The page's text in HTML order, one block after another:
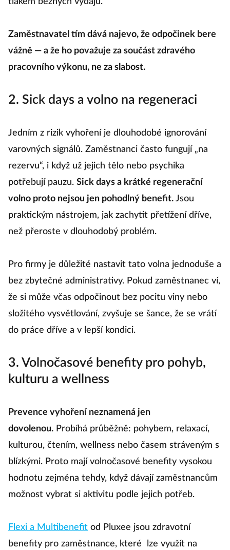
Zaměstnavatel tím dává najevo, že odpočinek bere
vážně — a že ho považuje za součást zdravého
pracovního výkonu, ne za slabost.
2. Sick days a volno na regeneraci
Jedním z rizik vyhoření je dlouhodobé ignorování
varovných signálů. Zaměstnanci často fungují „na
rezervu“, i když už jejich tělo nebo psychika
potřebují pauzu. Sick days a krátké regenerační
volno proto nejsou jen pohodlný benefit. Jsou
praktickým nástrojem, jak zachytit přetížení dříve,
než přeroste v dlouhodobý problém.
Pro firmy je důležité nastavit tato volna jednoduše a
bez zbytečné administrativy. Pokud zaměstnanec ví,
že si může včas odpočinout bez pocitu viny nebo
složitého vysvětlování, zvyšuje se šance, že se vrátí
do práce dříve a v lepší kondici.
3. Volnočasové benefity pro pohyb,
kulturu a wellness
Prevence vyhoření neznamená jen
dovolenou. Probíhá průběžně: pohybem, relaxací,
kulturou, čtením, wellness nebo časem stráveným s
blízkými. Proto mají volnočasové benefity vysokou
hodnotu zejména tehdy, když dávají zaměstnancům
možnost vybrat si aktivitu podle jejich potřeb.
Flexi a Multibenefit od Pluxee jsou zdravotní
benefity pro zaměstnance, které lze využít na